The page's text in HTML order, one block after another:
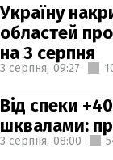
Україну
областей
на 3 серпня
3 серпня, 09:27
Від спеки
шквалами:
3 серпня, 08:00